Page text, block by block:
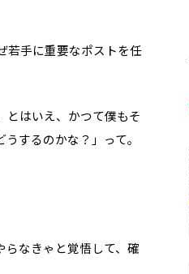
若手に重要なポストを任
とはいえ、かつて僕もそ
するのかな？」って。
らなきゃと覚悟して、確